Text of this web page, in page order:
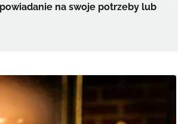
na swoje potrzeby lub